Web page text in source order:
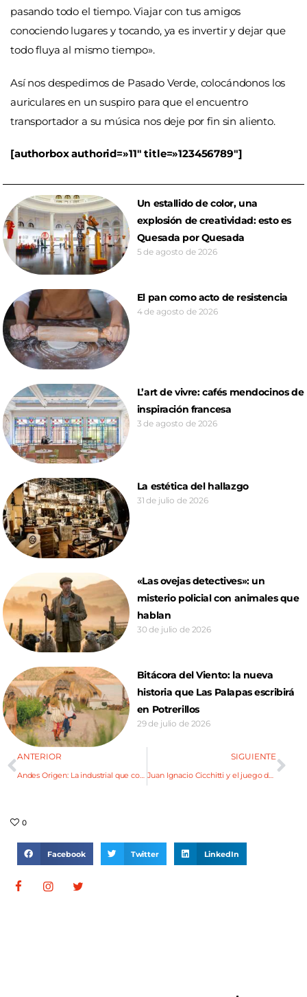
pasando todo el tiempo. Viajar con tus amigos
conociendo lugares y tocando, ya es invertir y dejar que
todo fluya al mismo tiempo».
Así nos despedimos de Pasado Verde, colocándonos los
auriculares en un suspiro para que el encuentro
transportador a su música nos deje por fin sin aliento.
[authorbox authorid=»11″ title=»123456789″]
Un estallido de color, una
explosión de creatividad: esto es
Quesada por Quesada
5 de agosto de 2026
El pan como acto de resistencia
4 de agosto de 2026
L’art de vivre: cafés mendocinos de
inspiración francesa
3 de agosto de 2026
La estética del hallazgo
31 de julio de 2026
«Las ovejas detectives»: un
misterio policial con animales que
hablan
30 de julio de 2026
Bitácora del Viento: la nueva
historia que Las Palapas escribirá
en Potrerillos
29 de julio de 2026
ANTERIOR
Andes Origen: La industrial que compite con las artesanales
SIGUIENTE
0
Facebook Twitter LinkedIn